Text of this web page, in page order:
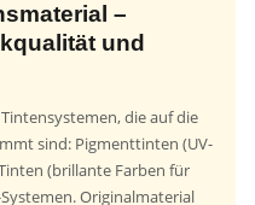
–
und
die auf die
sind: Pigmenttinten (UV-
(brillante Farben für
Originalmaterial